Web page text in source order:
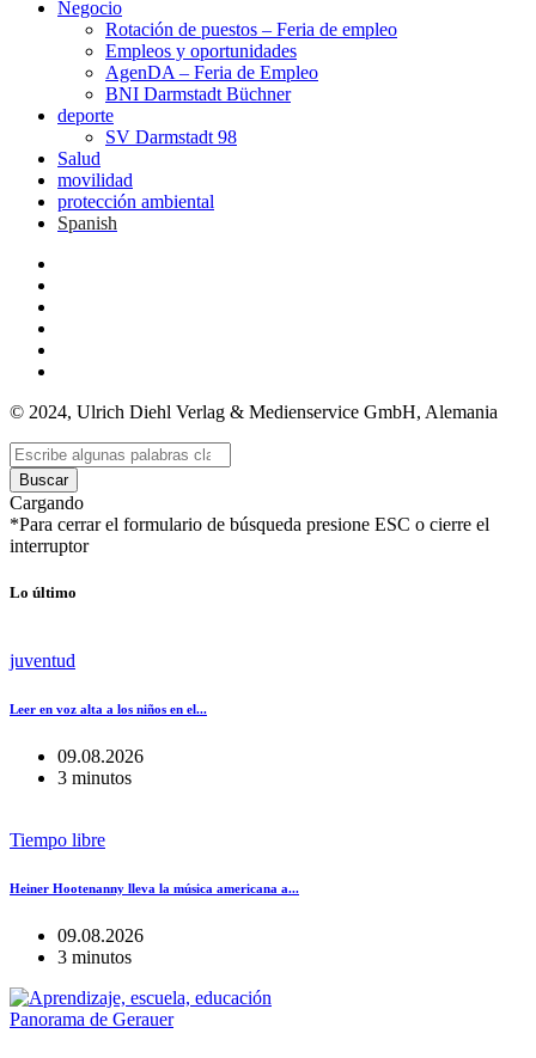
Negocio
Rotación de puestos – Feria de empleo
Empleos y oportunidades
AgenDA – Feria de Empleo
BNI Darmstadt Büchner
deporte
SV Darmstadt 98
Salud
movilidad
protección ambiental
Spanish
© 2024, Ulrich Diehl Verlag & Medienservice GmbH, Alemania
Buscar
Cargando
*Para cerrar el formulario de búsqueda presione ESC o cierre el
interruptor
Lo último
juventud
Leer en voz alta a los niños en el...
09.08.2026
3 minutos
Tiempo libre
Heiner Hootenanny lleva la música americana a...
09.08.2026
3 minutos
Panorama de Gerauer